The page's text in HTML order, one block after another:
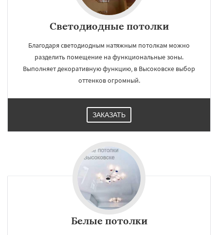
Светодиодные потолки
Благодаря светодиодным натяжным потолкам можно
разделить помещение на функциональные зоны.
Выполняет декоративную функцию, в Высоковске выбор
оттенков огромный.
ЗАКАЗАТЬ
Белые потолки